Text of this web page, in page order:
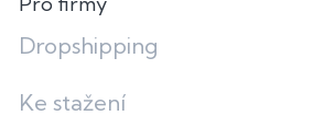
Dropshipping
Ke stažení